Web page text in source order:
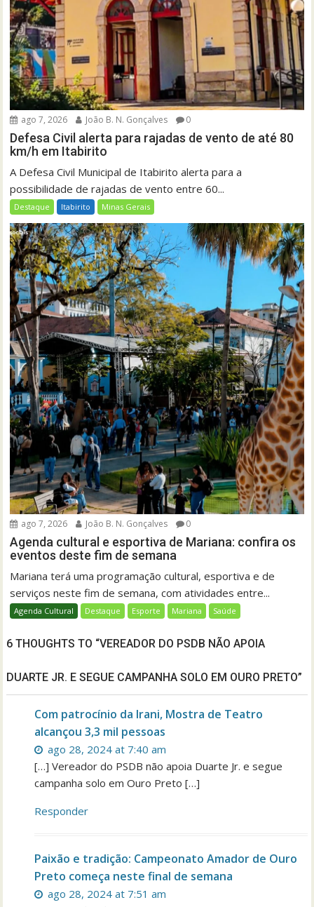
ago 7, 2026 João B. N. Gonçalves 0
Defesa Civil alerta para rajadas de vento de até 80
km/h em Itabirito
A Defesa Civil Municipal de Itabirito alerta para a
possibilidade de rajadas de vento entre 60...
Destaque Itabirito Minas Gerais
ago 7, 2026 João B. N. Gonçalves 0
Agenda cultural e esportiva de Mariana: confira os
eventos deste fim de semana
Mariana terá uma programação cultural, esportiva e de
serviços neste fim de semana, com atividades entre...
Agenda Cultural Destaque Esporte Mariana Saúde
6 THOUGHTS TO “VEREADOR DO PSDB NÃO APOIA
DUARTE JR. E SEGUE CAMPANHA SOLO EM OURO PRETO”
Com patrocínio da Irani, Mostra de Teatro
alcançou 3,3 mil pessoas
ago 28, 2024 at 7:40 am
[…] Vereador do PSDB não apoia Duarte Jr. e segue
campanha solo em Ouro Preto […]
Responder
Paixão e tradição: Campeonato Amador de Ouro
Preto começa neste final de semana
ago 28, 2024 at 7:51 am